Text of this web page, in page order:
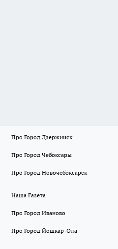
Про Город Дзержинск
Про Город Чебоксары
Про Город Новочебоксарск
Наша Газета
Про Город Иваново
Про Город Йошкар-Ола